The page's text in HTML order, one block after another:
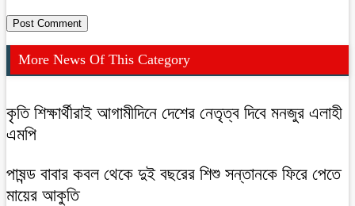
More News Of This Category
কৃতি শিক্ষার্থীরাই আগামীদিনে দেশের নেতৃত্ব দিবে মনজুর এলাহী
এমপি
পাষন্ড বাবার কবল থেকে দুই বছরের শিশু সন্তানকে ফিরে পেতে
মায়ের আকুতি